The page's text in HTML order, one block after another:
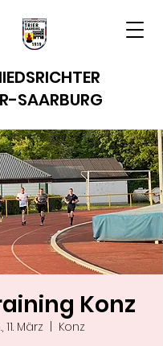
SAARBURG
Konz
11. März
  |
Konz